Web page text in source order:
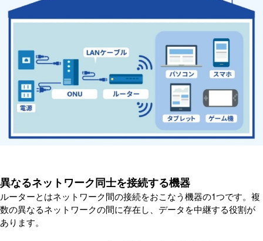
異なるネットワーク同士を接続する機器
ルーターとはネットワーク間の接続をおこなう機器の1つです。複
数の異なるネットワークの間に存在し、データを中継する役割が
あります。